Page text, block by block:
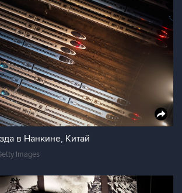
в Нанкине, Китай
Images